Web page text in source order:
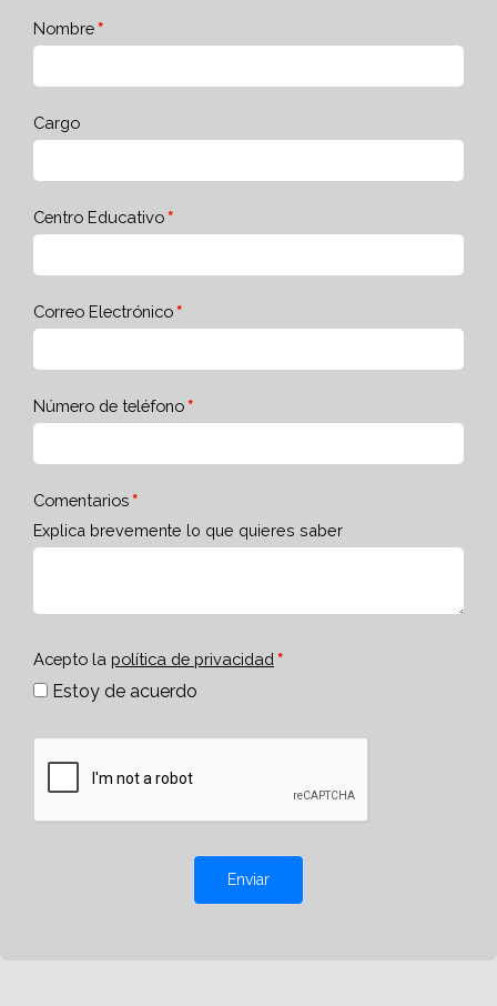
Nombre
Cargo
Centro Educativo
Correo Electrónico
Número de teléfono
Comentarios
Explica brevemente lo que quieres saber
Acepto la política de privacidad
Estoy de acuerdo
Enviar